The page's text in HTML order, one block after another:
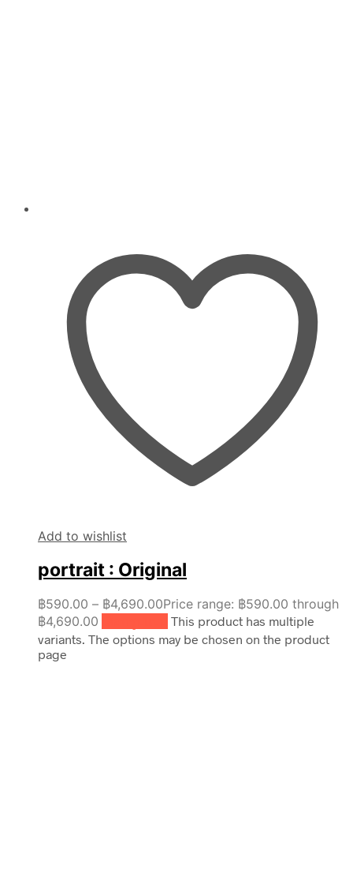
Add to wishlist
portrait : Original
฿590.00 – ฿4,690.00Price range: ฿590.00 through
฿4,690.00
This product has multiple
variants. The options may be chosen on the product
page